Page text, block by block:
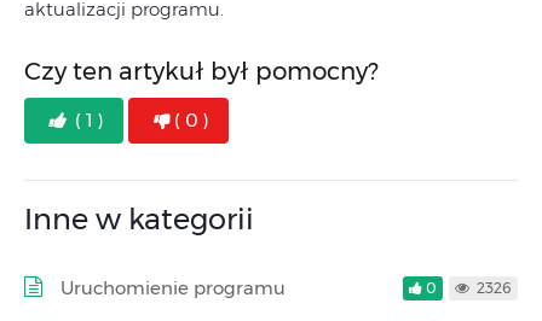
aktualizacji programu.
Czy ten artykuł był pomocny?
( 1 ) ( 0 )
Inne w kategorii
Uruchomienie programu 0 2326